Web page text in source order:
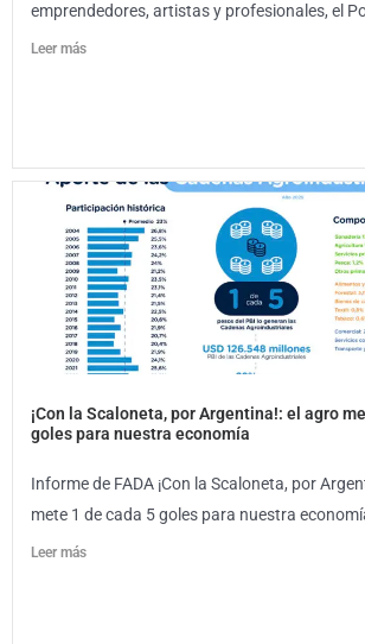
emprendedores, artistas y profesionales, el
Leer más
¡Con la Scaloneta, por Argentina!: el agro
goles para nuestra economía
Informe de FADA ¡Con la Scaloneta, por
mete 1 de cada 5 goles para nuestra
Leer más